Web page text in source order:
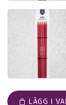
LÄGG I